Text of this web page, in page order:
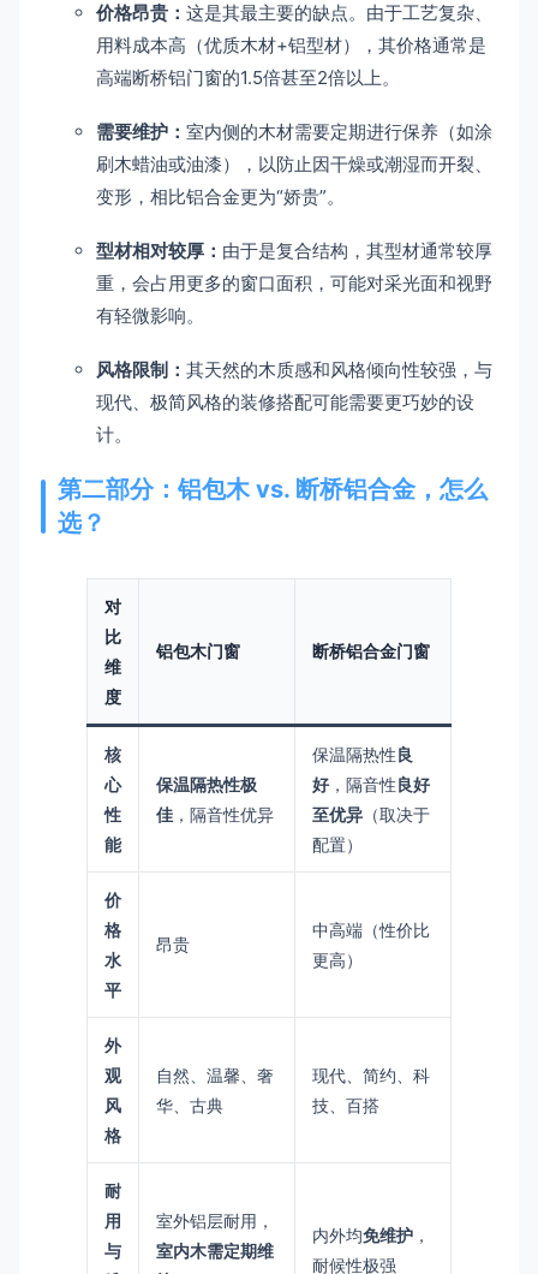
价格昂贵： 这是其最主要的缺点。由于工艺复杂、
用料成本高（优质木材+铝型材），其价格通常是
高端断桥铝门窗的1.5倍甚至2倍以上。
需要维护： 室内侧的木材需要定期进行保养（如涂
刷木蜡油或油漆），以防止因干燥或潮湿而开裂、
变形，相比铝合金更为“娇贵”。
型材相对较厚： 由于是复合结构，其型材通常较厚
重，会占用更多的窗口面积，可能对采光面和视野
有轻微影响。
风格限制： 其天然的木质感和风格倾向性较强，与
现代、极简风格的装修搭配可能需要更巧妙的设
计。
第二部分：铝包木 vs. 断桥铝合金，怎么
选？
对
比
维
度
铝包木门窗 断桥铝合金门窗
核
心
性
能
保温隔热性极
佳 ，隔音性优异
保温隔热性良
好 ，隔音性良好
至优异 （取决于
配置）
价
格
水
平
昂贵
中高端（性价比
更高）
外
观
风
格
自然、温馨、奢
华、古典
现代、简约、科
技、百搭
耐
用
与
室外铝层耐用，
室内木需定期维
内外均免维护 ，
耐候性极强